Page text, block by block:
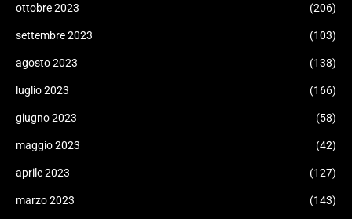
ottobre 2023 (206)
settembre 2023 (103)
agosto 2023 (138)
luglio 2023 (166)
giugno 2023 (58)
maggio 2023 (42)
aprile 2023 (127)
marzo 2023 (143)